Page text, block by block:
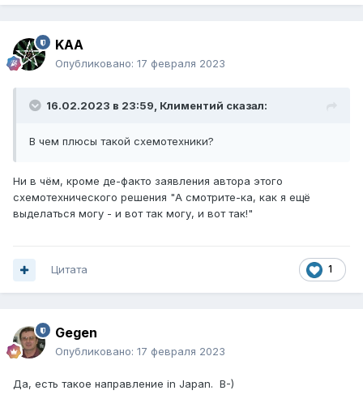
KAA
Опубликовано: 17 февраля 2023
16.02.2023 в 23:59, Климентий сказал:
В чем плюсы такой схемотехники?
Ни в чём, кроме де-факто заявления автора этого
схемотехнического решения "А смотрите-ка, как я ещё
выделаться могу - и вот так могу, и вот так!"
1
Цитата
Gegen
Опубликовано: 17 февраля 2023
Да, есть такое направление in Japan. B-)